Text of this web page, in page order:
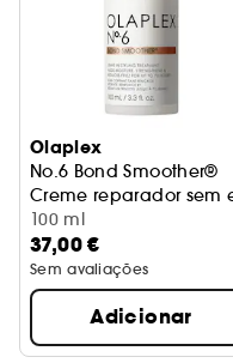
Olaplex
No.6 Bond Smoother®
Creme reparador sem
100 ml
37,00 €
Sem avaliações
Adicionar